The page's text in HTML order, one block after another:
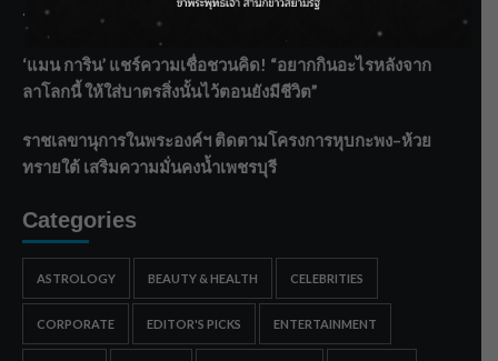
ระบายน้ำศรีสองรักฯ
‘แมน การิน’ แชร์ความเชื่อชวนคิด! “อยากกินอะไรหลังจาก
ลาโลกนี้ ให้ใส่บาตรสิ่งนั้นไว้ตอนยังมีชีวิต”
ราชเลขานุการในพระองค์ฯ ติดตามโครงการหุบกะพง–ห้วย
ทรายใต้ เสริมความมั่นคงน้ำเพชรบุรี
Categories
ASTROLOGY BEAUTY & HEALTH CELEBRITIES
CORPORATE EDITOR'S PICKS ENTERTAINMENT